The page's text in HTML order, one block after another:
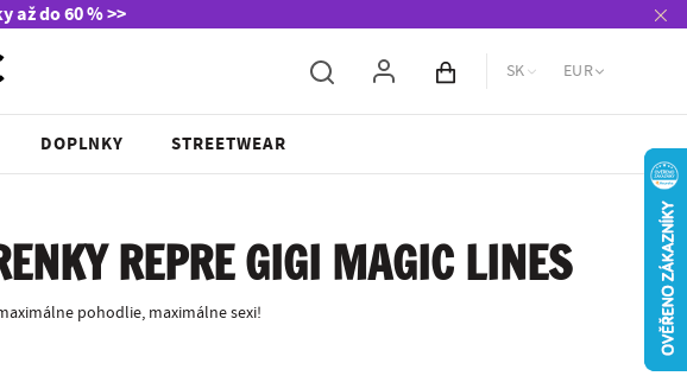
až do 60 % >>
Obsah košíka
SK EUR
DOPLNKY STREETWEAR
REPRE GIGI MAGIC LINES
pohodlie, maximálne sexi!